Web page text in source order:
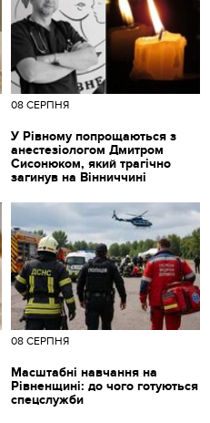
08 СЕРПНЯ
У Рівному попрощаються з
анестезіологом Дмитром
Сисонюком, який трагічно
загинув на Вінниччині
08 СЕРПНЯ
Масштабні навчання на
Рівненщині: до чого готуються
спецслужби